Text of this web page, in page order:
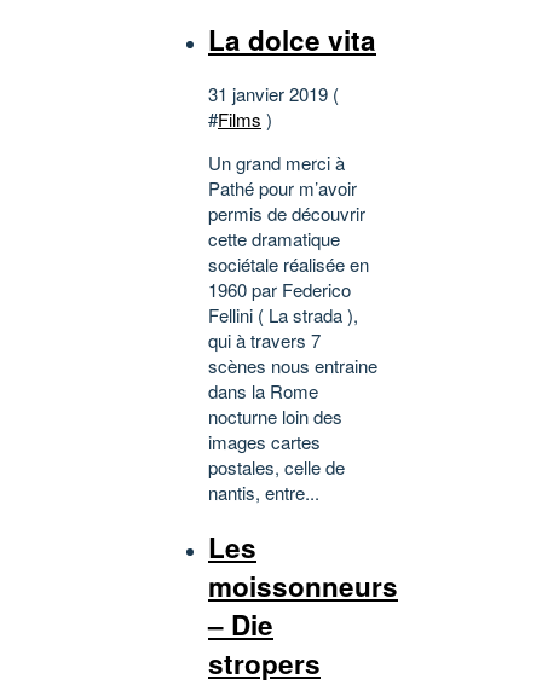
La dolce vita
31 janvier 2019 (
#Films )
Un grand merci à
Pathé pour m’avoir
permis de découvrir
cette dramatique
sociétale réalisée en
1960 par Federico
Fellini ( La strada ),
qui à travers 7
scènes nous entraine
dans la Rome
nocturne loin des
images cartes
postales, celle de
nantis, entre...
Les
moissonneurs
– Die
stropers